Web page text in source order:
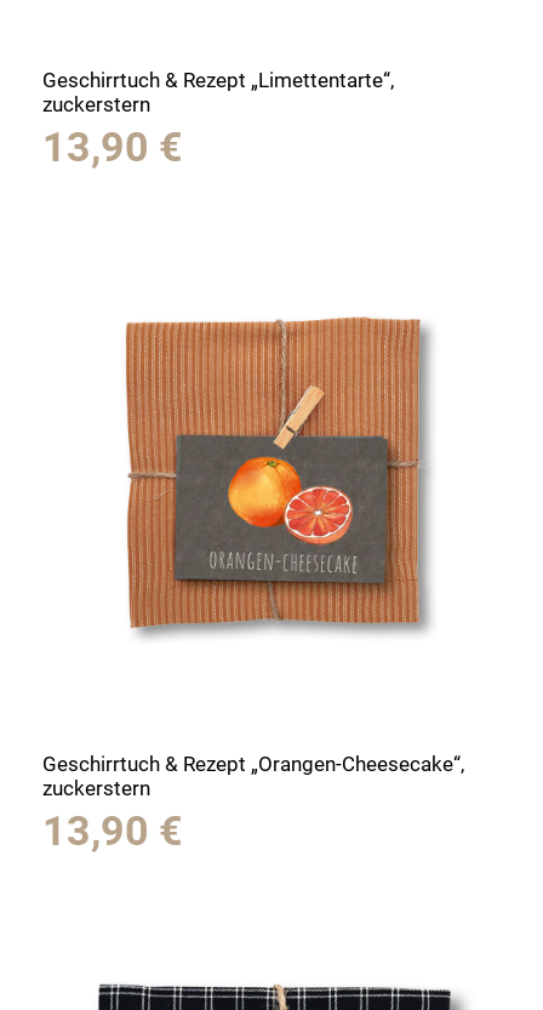
Geschirrtuch & Rezept „Limettentarte“,
zuckerstern
13,90 €
Geschirrtuch & Rezept „Orangen-Cheesecake“,
zuckerstern
13,90 €